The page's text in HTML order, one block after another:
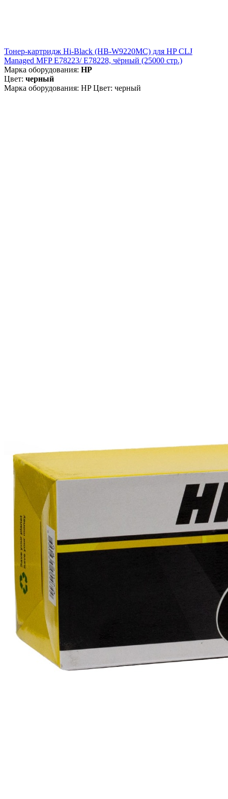
Тонер-картридж Hi-Black (HB-W9220MC) для HP CLJ
Managed MFP E78223/ E78228, чёрный (25000 стр.)
Марка оборудования: HP
Цвет: черный
Марка оборудования: HP Цвет: черный